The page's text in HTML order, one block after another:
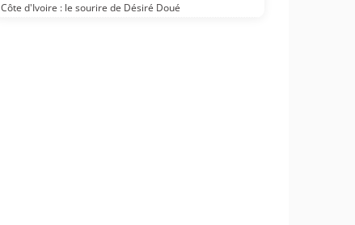
Côte d'Ivoire : le sourire de Désiré Doué